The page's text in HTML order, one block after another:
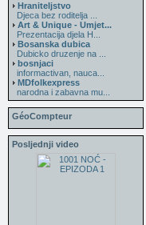
Hraniteljstvo
Djeca bez roditelja ...
Art & Unique - Umjet...
Prezentacija djela H...
Bosanska dubica
Dubicko druzenje na ...
bosnjaci
informactivan, nauca...
MDfolkexpress
narodna i zabavna mu...
GéoCompteur
Posljednji video